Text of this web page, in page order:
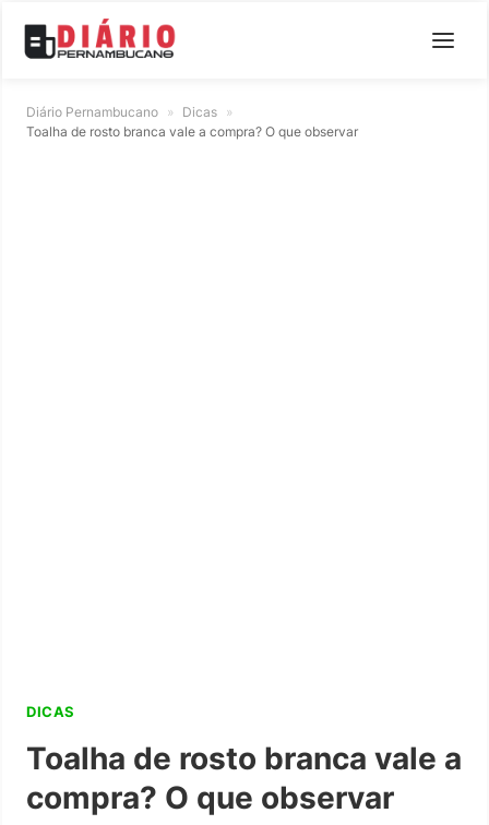
Diário Pernambucano » Dicas »
Toalha de rosto branca vale a compra? O que observar
DICAS
Toalha de rosto branca vale a
compra? O que observar